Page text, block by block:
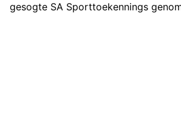
gesogte SA Sporttoekennings